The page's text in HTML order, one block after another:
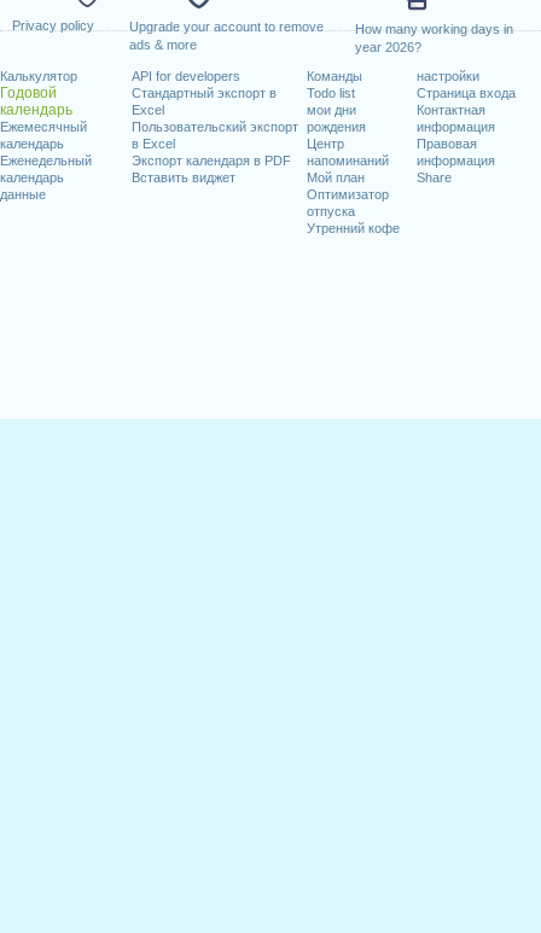
Privacy policy
Upgrade your account to remove
ads & more
How many working days in
year 2026?
Калькулятор
Годовой
календарь
Ежемесячный
календарь
Еженедельный
календарь
данные
API for developers
Стандартный экспорт в
Excel
Пользовательский экспорт
в Excel
Экспорт календаря в PDF
Вставить виджет
Команды
Todo list
мои дни
рождения
Центр
напоминаний
Мой план
Оптимизатор
отпуска
Утренний кофе
настройки
Страница входа
Контактная
информация
Правовая
информация
Share